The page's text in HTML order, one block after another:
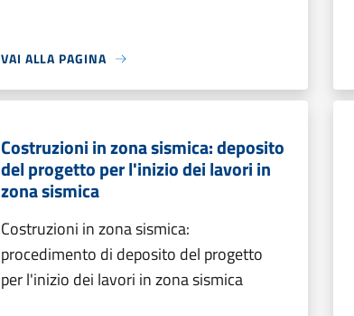
VAI ALLA PAGINA
Costruzioni in zona sismica: deposito
del progetto per l'inizio dei lavori in
zona sismica
Costruzioni in zona sismica:
procedimento di deposito del progetto
per l'inizio dei lavori in zona sismica